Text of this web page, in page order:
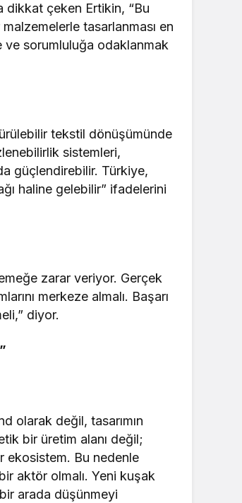
dikkat çeken Ertikin, “Bu
tasarlanması en
ve sorumluluğa odaklanmak
tekstil dönüşümünde
sistemleri,
güçlendirebilir. Türkiye,
haline gelebilir” ifadelerini
zarar veriyor. Gerçek
merkeze almalı. Başarı
diyor.
olarak değil, tasarımın
bir üretim alanı değil;
ekosistem. Bu nedenle
aktör olmalı. Yeni kuşak
arada düşünmeyi